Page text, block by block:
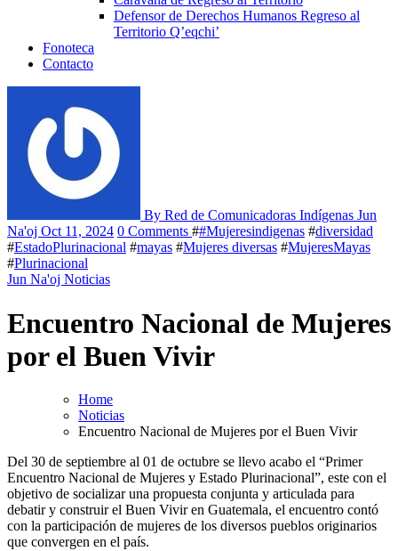
Defensor de Derechos Humanos Regreso al
Territorio Q’eqchi’
Fonoteca
Contacto
By Red de Comunicadoras Indígenas Jun
Na'oj Oct 11, 2024 0 Comments ##Mujeresindigenas #diversidad
#EstadoPlurinacional #mayas #Mujeres diversas #MujeresMayas
#Plurinacional
Jun Na'oj Noticias
Encuentro Nacional de Mujeres
por el Buen Vivir
Home
Noticias
Encuentro Nacional de Mujeres por el Buen Vivir
Del 30 de septiembre al 01 de octubre se llevo acabo el “Primer
Encuentro Nacional de Mujeres y Estado Plurinacional”, este con el
objetivo de socializar una propuesta conjunta y articulada para
debatir y construir el Buen Vivir en Guatemala, el encuentro contó
con la participación de mujeres de los diversos pueblos originarios
que convergen en el país.